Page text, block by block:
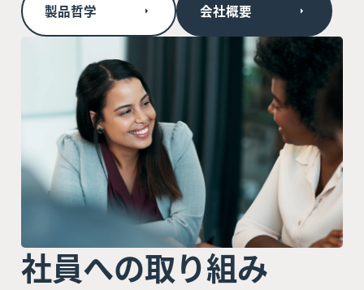
製品哲学 会社概要
社員への取り組み